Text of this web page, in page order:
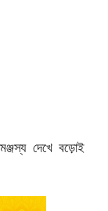
দেখে বড়ােই